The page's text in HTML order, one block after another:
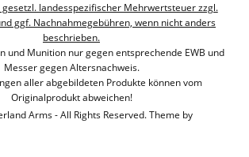
gesetzl. landesspezifischer Mehrwertsteuer zzgl.
ggf. Nachnahmegebühren, wenn nicht anders
beschrieben.
und Munition nur gegen entsprechende EWB und
Messer gegen Altersnachweis.
aller abgebildeten Produkte können vom
Originalprodukt abweichen!
Arms - All Rights Reserved. Theme by